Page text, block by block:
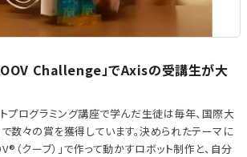
Challenge」でAxisの受講生が大
プログラミング講座で学んだ生徒は毎年、国際大
数々の賞を獲得しています。決められたテーマに
（クーブ）」で作って動かすロボット制作と、自分